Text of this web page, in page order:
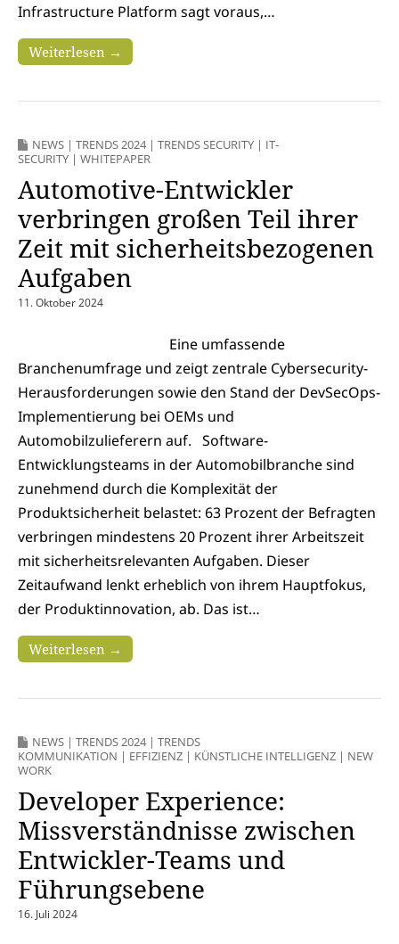
Infrastructure Platform sagt voraus,…
Weiterlesen →
NEWS | TRENDS 2024| TRENDS SECURITY | IT-
SECURITY | WHITEPAPER
Automotive-Entwickler
verbringen großen Teil ihrer
Zeit mit sicherheitsbezogenen
Aufgaben
11. Oktober 2024
Eine umfassende
Branchenumfrage und zeigt zentrale Cybersecurity-
Herausforderungen sowie den Stand der DevSecOps-
Implementierung bei OEMs und
Automobilzulieferern auf. Software-
Entwicklungsteams in der Automobilbranche sind
zunehmend durch die Komplexität der
Produktsicherheit belastet: 63 Prozent der Befragten
verbringen mindestens 20 Prozent ihrer Arbeitszeit
mit sicherheitsrelevanten Aufgaben. Dieser
Zeitaufwand lenkt erheblich von ihrem Hauptfokus,
der Produktinnovation, ab. Das ist…
Weiterlesen →
NEWS | TRENDS 2024| TRENDS
KOMMUNIKATION | EFFIZIENZ | KÜNSTLICHE INTELLIGENZ | NEW
WORK
Developer Experience:
Missverständnisse zwischen
Entwickler-Teams und
Führungsebene
16. Juli 2024